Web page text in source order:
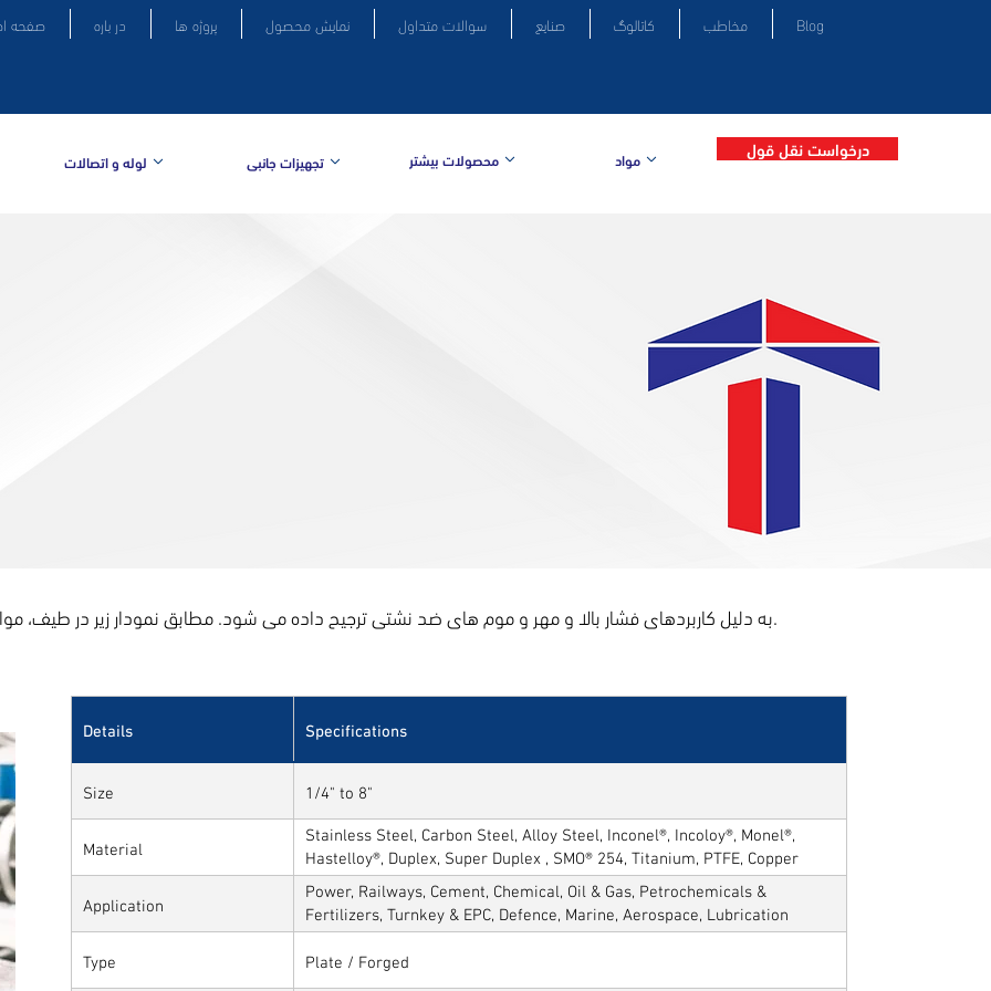
صفحه در باره پروژه ها نمایش محصول سوالات متداول صنایع کاتالوگ مخاطب Blog
لوله و اتصالات تجهیزات جانبی محصولات بیشتر مواد درخواست نقل قول
فلنج های Tactlok به دلیل کاربردهای فشار بالا و مهر و موم های ضد نشتی ترجیح داده می شود. مطابق نمودار زیر در طیف، مواد و درجه های مختلف موجود است.
Details Specifications
Size 1/4" to 8"
Material
Stainless Steel, Carbon Steel, Alloy Steel, Inconel®, Incoloy®, Monel®,
Hastelloy®, Duplex, Super Duplex , SMO® 254, Titanium, PTFE, Copper
Alloys
Application
Power, Railways, Cement, Chemical, Oil & Gas, Petrochemicals &
Fertilizers, Turnkey & EPC, Defence, Marine, Aerospace, Lubrication
Sytems, Paper Mills etc.,
Type
Plate / Forged